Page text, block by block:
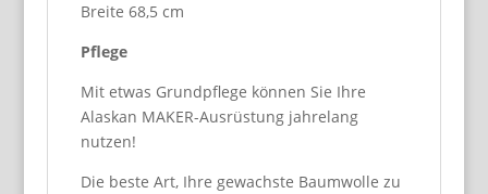
Breite 68,5 cm
Pflege
Mit etwas Grundpflege können Sie Ihre
Alaskan MAKER-Ausrüstung jahrelang
nutzen!
Die beste Art, Ihre gewachste Baumwolle zu